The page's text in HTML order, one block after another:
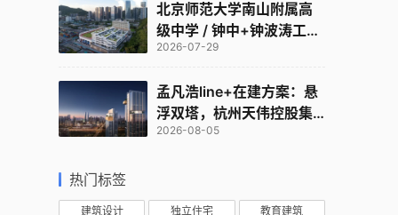
北京师范大学南山附属高
级中学 / 钟中+钟波涛工作
室
2026-07-29
孟凡浩line+在建方案：悬
浮双塔，杭州天伟控股集
团总部
2026-08-05
热门标签
建筑设计 独立住宅 教育建筑